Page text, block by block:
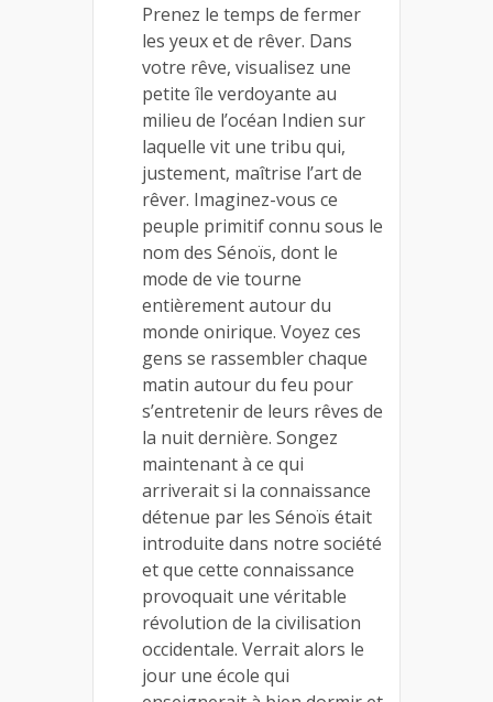
Prenez le temps de fermer
les yeux et de rêver. Dans
votre rêve, visualisez une
petite île verdoyante au
milieu de l’océan Indien sur
laquelle vit une tribu qui,
justement, maîtrise l’art de
rêver. Imaginez-vous ce
peuple primitif connu sous le
nom des Sénoïs, dont le
mode de vie tourne
entièrement autour du
monde onirique. Voyez ces
gens se rassembler chaque
matin autour du feu pour
s’entretenir de leurs rêves de
la nuit dernière. Songez
maintenant à ce qui
arriverait si la connaissance
détenue par les Sénoïs était
introduite dans notre société
et que cette connaissance
provoquait une véritable
révolution de la civilisation
occidentale. Verrait alors le
jour une école qui